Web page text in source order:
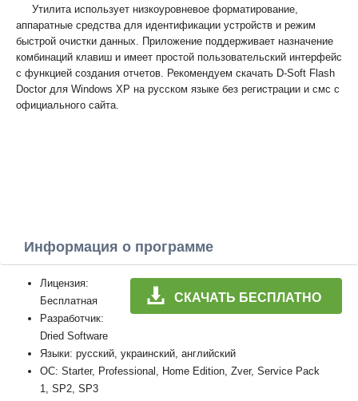
Утилита использует низкоуровневое форматирование,
аппаратные средства для идентификации устройств и режим
быстрой очистки данных. Приложение поддерживает назначение
комбинаций клавиш и имеет простой пользовательский интерфейс
с функцией создания отчетов. Рекомендуем скачать D-Soft Flash
Doctor для Windows XP на русском языке без регистрации и смс с
официального сайта.
Информация о программе
СКАЧАТЬ БЕСПЛАТНО
Лицензия:
Бесплатная
Разработчик:
Dried Software
Языки: русский, украинский, английский
ОС: Starter, Professional, Home Edition, Zver, Service Pack
1, SP2, SP3